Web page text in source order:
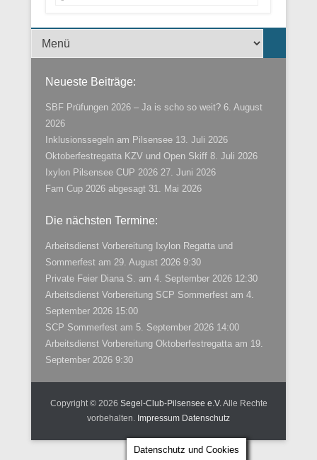
Menü der Fußzeile
Neueste Beiträge:
SBF Prüfungen 2026 – Ja is scho so weit? 6. August
2026
Inklusionssegeln am Pilsensee 13. Juli 2026
Oktoberfestregatta KZV und Open Skiff 8. Juli 2026
Ixylon Pilsensee CUP 2026 27. Juni 2026
Fam Cup 2026 abgesagt 31. Mai 2026
Die nächsten Termine:
Arbeitsdienst Vorbereitung Ixylon Regatta und
Sommerfest am 29. August 2026 9:30
Private Feier Diana S. am 4. September 2026 12:30
Arbeitsdienst Vorbereitung SCP Sommerfest am 4.
September 2026 15:00
SCP Sommerfest am 5. September 2026 14:00
Arbeitsdienst Vorbereitung Oktoberfestregatta am 19.
September 2026 9:30
Copyright © 2026 Segel-Club-Pilsensee e.V.Alle Rechte
vorbehalten. Impressum Datenschutz
Datenschutz und Cookies